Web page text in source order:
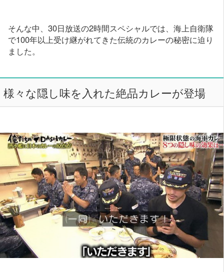
そんな中、30日放送の2時間スペシャルでは、海上自衛隊
で100年以上受け継がれてきた伝統のカレーの秘密に迫り
ました。
様々な隠し味を入れた絶品カレーが登場